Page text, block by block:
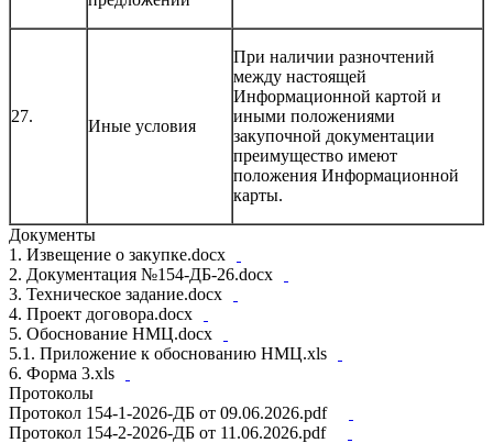
27.
Иные условия
При наличии разночтений
между настоящей
Информационной картой и
иными положениями
закупочной документации
преимущество имеют
положения Информационной
карты.
Документы
1. Извещение о закупке.docx
2. Документация №154-ДБ-26.docx
3. Техническое задание.docx
4. Проект договора.docx
5. Обоснование НМЦ.docx
5.1. Приложение к обоснованию НМЦ.xls
6. Форма 3.xls
Протоколы
Протокол 154-1-2026-ДБ от 09.06.2026.pdf
Протокол 154-2-2026-ДБ от 11.06.2026.pdf